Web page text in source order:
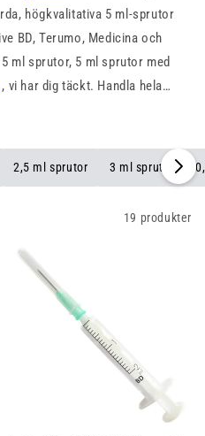
högkvalitativa 5 ml-sprutor
BD, Terumo, Medicina och
ml sprutor, 5 ml sprutor med
, vi har dig täckt. Handla hela
2,5 ml sprutor 3 ml sprutor
19 produkter